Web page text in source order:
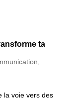
ta
la voie vers des